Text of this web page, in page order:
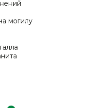
могилу